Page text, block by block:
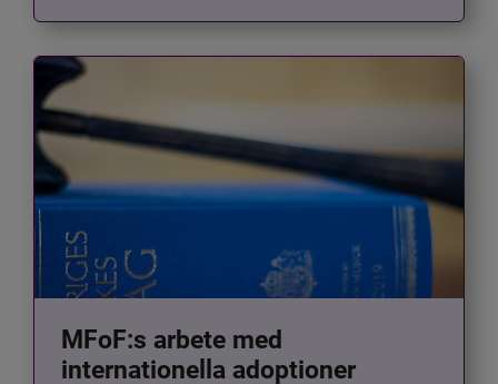
MFoF:s arbete med
internationella adoptioner